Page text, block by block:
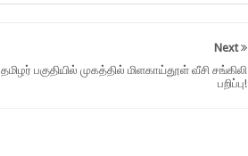
Next
தமிழர் பகுதியில் முகத்தில் மிளகாய்தூள் வீசி சங்கிலி
பறிப்பு!